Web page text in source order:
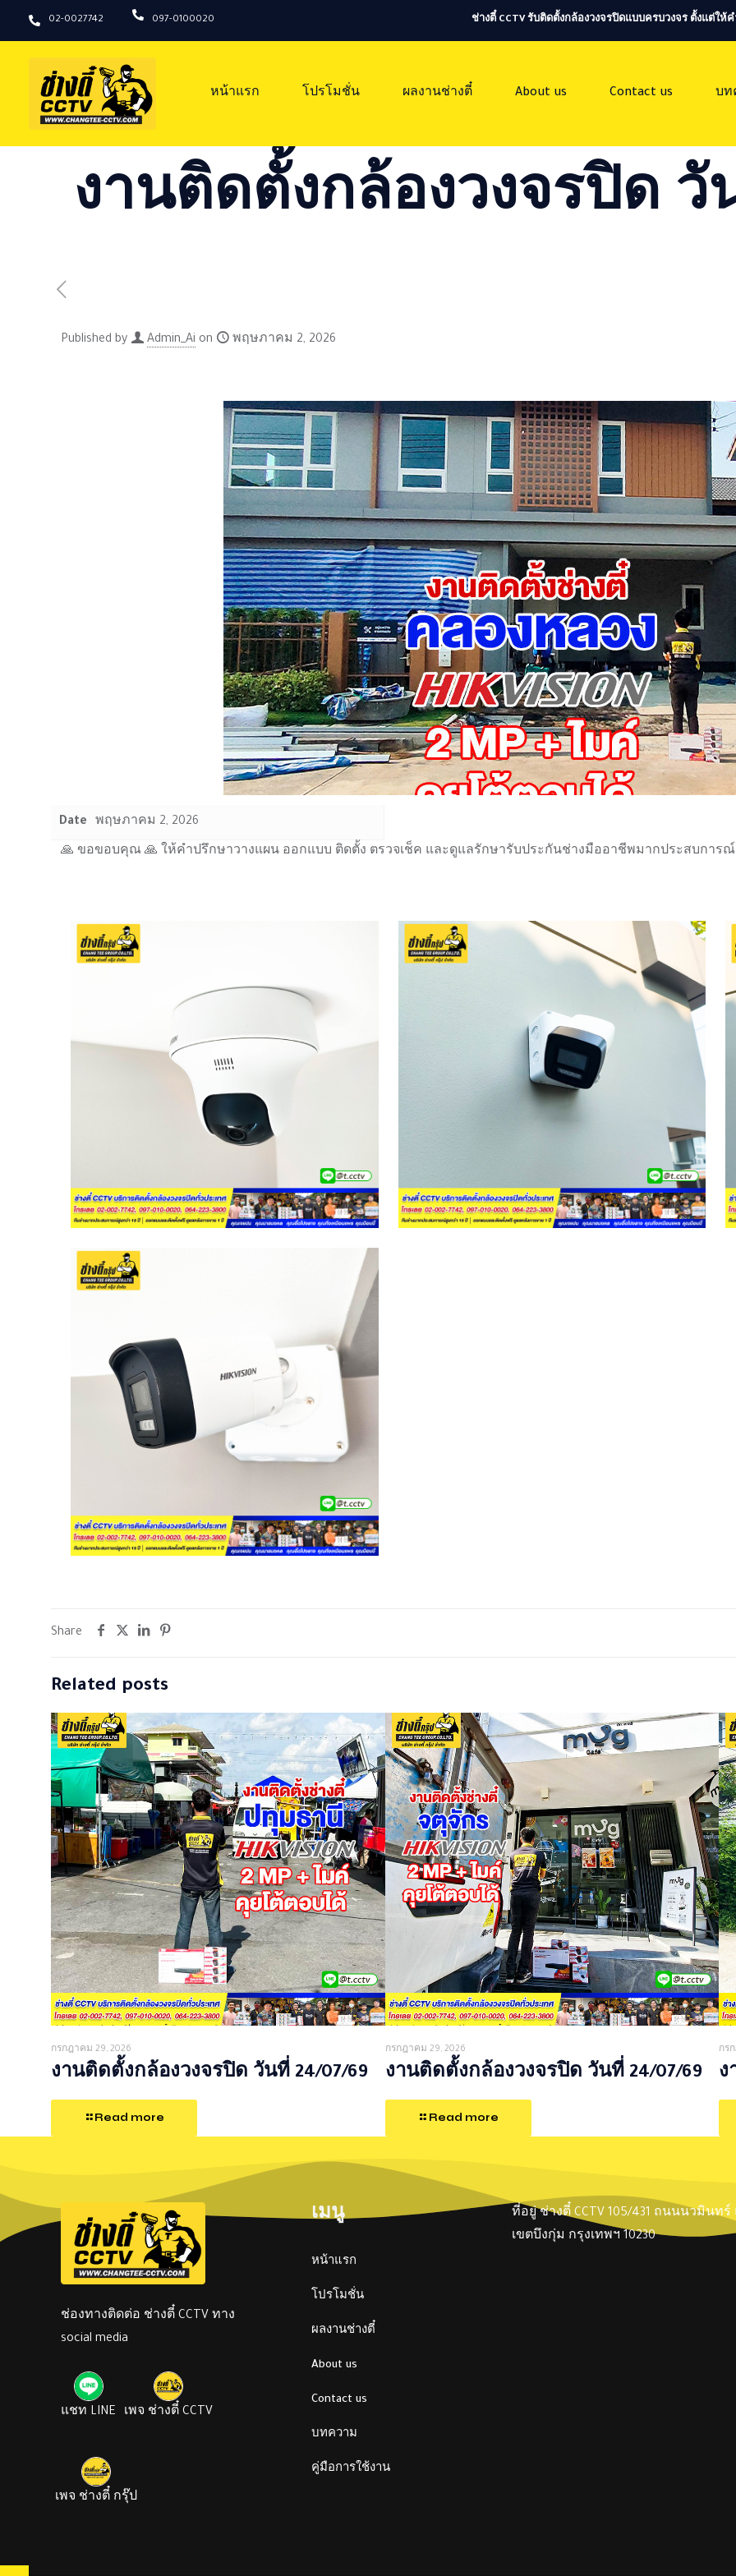
02-0027742 097-0100020 ช่างตี๋ CCTV รับติดตั้งกล้องวงจรปิดแบบครบวงจร ตั้งแต่
หน้าแรก โปรโมชั่น ผลงานช่างตี๋ About us Contact us บท
งานติดตั้งกล้องวงจรปิด วั
Published by Admin_Ai on พฤษภาคม 2, 2026
Date พฤษภาคม 2, 2026
🙏 ขอขอบคุณ 🙏 ให้คำปรึกษาวางแผน ออกแบบ ติดตั้ง ตรวจเช็ค และดูแลรักษารับประกันช่างมืออาชีพมากประสบการณ์
Share
Related posts
กรกฎาคม 29, 2026
งานติดตั้งกล้องวงจรปิด วันที่ 24/07/69
Read more
กรกฎาคม 29, 2026
งานติดตั้งกล้องวงจรปิด วันที่ 24/07/69
Read more
กร
ง
ช่องทางติดต่อ ช่างตี๋ CCTV ทาง
social media
แชท LINE เพจ ช่างตี๋ CCTV
เพจ ช่างตี๋ กรุ๊ป
เมนู
หน้าแรก
โปรโมชั่น
ผลงานช่างตี๋
About us
Contact us
บทความ
คู่มือการใช้งาน
ที่อยู่ ช่างตี๋ CCTV 105/431 ถนนนวมินท
เขตบึงกุ่ม กรุงเทพฯ 10230